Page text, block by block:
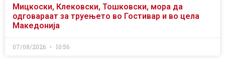
Мицкоски, Клековски, Тошковски, мора да
одговараат за труењето во Гостивар и во цела
Македонија
07/08/2026 10:56